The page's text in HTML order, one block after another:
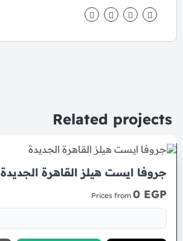
Related projects
جروفا ايست هيلز القاهرة الجديدة
Prices from 0 EGP